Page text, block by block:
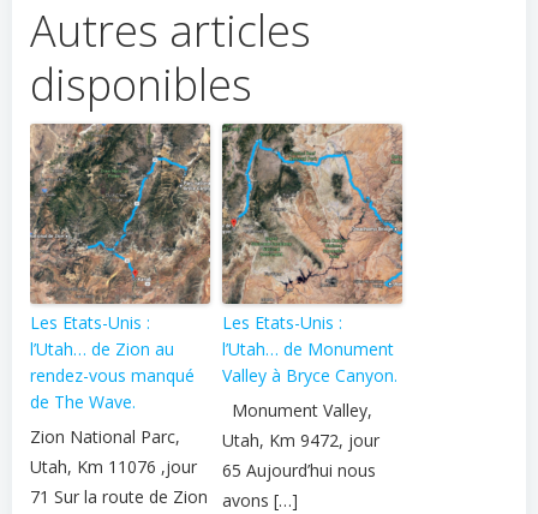
Autres articles
disponibles
Les Etats-Unis :
l’Utah… de Zion au
rendez-vous manqué
de The Wave.
Zion National Parc,
Utah, Km 11076 ,jour
71 Sur la route de Zion
Les Etats-Unis :
l’Utah… de Monument
Valley à Bryce Canyon.
Monument Valley,
Utah, Km 9472, jour
65 Aujourd’hui nous
avons […]